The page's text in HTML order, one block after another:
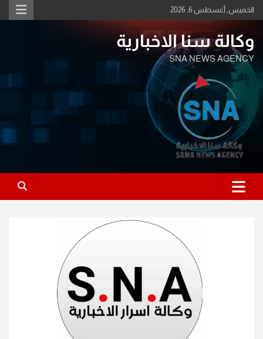
Skip
to
الخميس, أغسطس 6, 2026
وكالة سنا الاخبارية
SNA NEWS AGENCY